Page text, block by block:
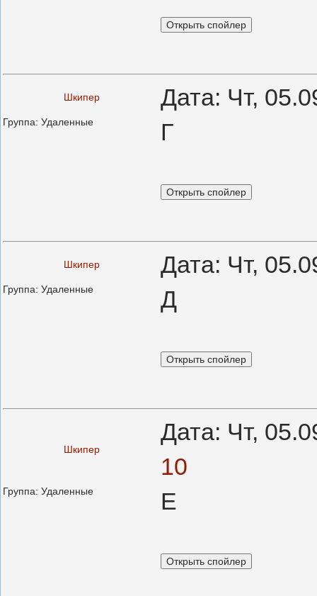
Шкипер Дата: Чт,
Группа: Удаленные Г
Шкипер Дата: Чт,
Группа: Удаленные Д
Шкипер
Дата: Чт,
10
Группа: Удаленные Е